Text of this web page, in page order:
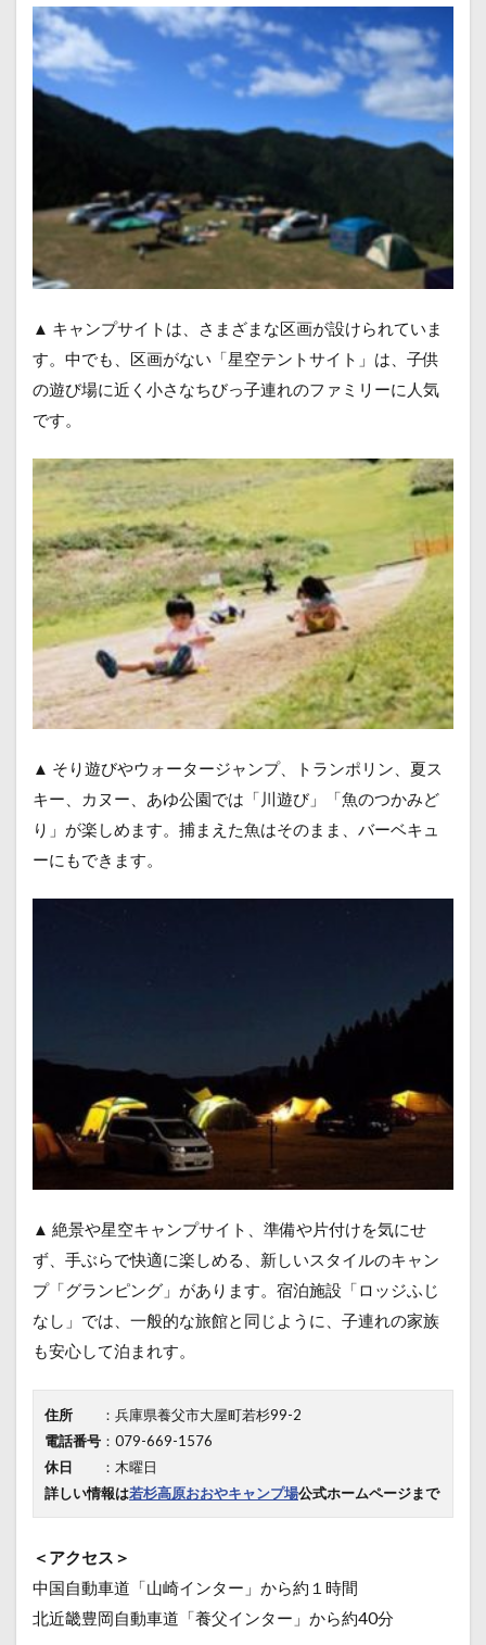
▲ キャンプサイトは、さまざまな区画が設けられていま
す。中でも、区画がない「星空テントサイト」は、子供
の遊び場に近く小さなちびっ子連れのファミリーに人気
です。
▲ そり遊びやウォータージャンプ、トランポリン、夏ス
キー、カヌー、あゆ公園では「川遊び」「魚のつかみど
り」が楽しめます。捕まえた魚はそのまま、バーベキュ
ーにもできます。
▲ 絶景や星空キャンプサイト、準備や片付けを気にせ
ず、手ぶらで快適に楽しめる、新しいスタイルのキャン
プ「グランピング」があります。宿泊施設「ロッジふじ
なし」では、一般的な旅館と同じように、子連れの家族
も安心して泊まれす。
住所
：兵庫県養父市大屋町若杉99-2
電話番号 ：079-669-1576
休日
：木曜日
詳しい情報は若杉高原おおやキャンプ場公式ホームページまで
＜アクセス＞
中国自動車道「山崎インター」から約１時間
北近畿豊岡自動車道「養父インター」から約40分